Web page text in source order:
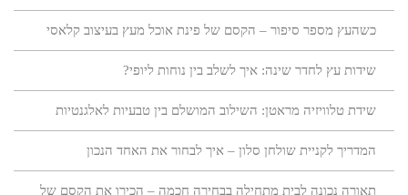
כשהעץ מספר סיפור – הקסם של פינת אוכל מעץ בעיצוב קלאסי
שידות עץ לחדר שינה: איך לשלב בין נוחות ליופי?
שידת טלוויזיה מראטן: השילוב המושלם בין טבעיות לאלגנטיות
המדריך לקניית שולחן סלון – איך לבחור את האחד הנכון
תאורה נכונה לבית מתחילה בבחירה חכמה – הכירו את הקסם של